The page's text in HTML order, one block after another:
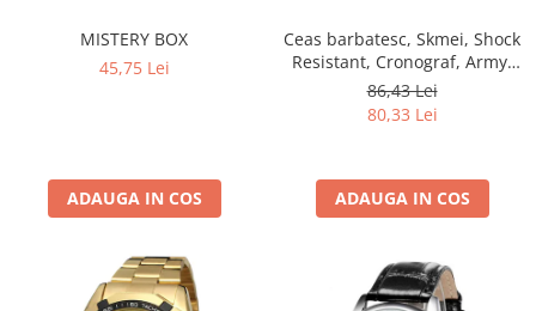
MISTERY BOX
45,75 Lei
ADAUGA IN COS
Ceas barbatesc, Skmei, Shock
Resistant, Cronograf, Army,
Militar, Sport, Digital,
Rezistent la apa si socuri
86,43 Lei
80,33 Lei
ADAUGA IN COS